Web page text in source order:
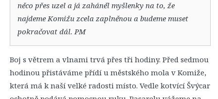
něco přes uzel a já zaháněl myšlenky na to, že
najdeme Komižu zcela zaplněnou a budeme muset
pokračovat dál. PM
Boj s větrem a vlnami trvá přes tři hodiny. Před sedmou
hodinou přistáváme přídí u městského mola v Komiže,
která má k naší velké radosti místo. Vedle kotvící Švýcar